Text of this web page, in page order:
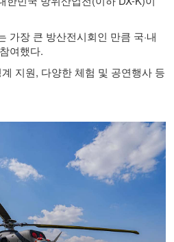
가장 큰 방산전시회인 만큼 국·내
여했다.
지원, 다양한 체험 및 공연행사 등